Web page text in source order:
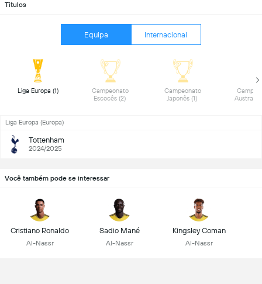
Titulos
Equipa Internacional
Liga Europa (1)
Campeonato
Escocês (2)
Campeonato
Liga Europa (Europa)
Tottenham
2024/2025
Você também pode se interessar
Cristiano Ronaldo
Al-Nassr
Sadio Mané
Al-Nassr
Kingsley Coman
Al-Nassr